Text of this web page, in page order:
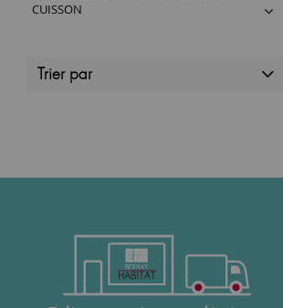
CUISSON
Trier par